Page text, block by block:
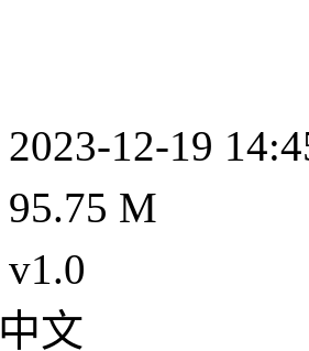
2023-12-19
95.75 M
v1.0
中文